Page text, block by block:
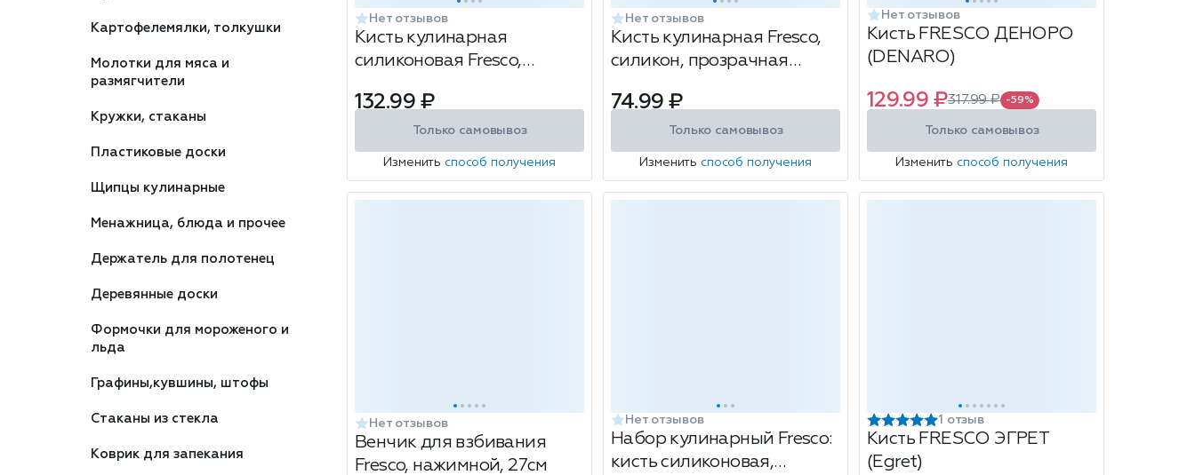
Картофелемялки, толкушки
Молотки для мяса и
размягчители
Кружки, стаканы
Пластиковые доски
Щипцы кулинарные
Менажница, блюда и прочее
Держатель для полотенец
Деревянные доски
Формочки для мороженого и
льда
Графины,кувшины, штофы
Стаканы из стекла
Коврик для запекания
Нет отзывов
Кисть кулинарная
силиконовая Fresco,
132.99 ₽
Только самовывоз
Изменить способ получения
Нет отзывов
Кисть кулинарная Fresco,
силикон, прозрачная
74.99 ₽
Только самовывоз
Изменить способ получения
Нет отзывов
Кисть FRESCO ДЕНОРО
(DENARO)
129.99 ₽317.99 ₽ -59%
Только самовывоз
Изменить способ получения
Нет отзывов
Венчик для взбивания
Fresco, нажимной, 27см
Нет отзывов
Набор кулинарный Fresco:
кисть силиконовая,
1 отзыв
Кисть FRESCO ЭГРЕТ
(Egret)